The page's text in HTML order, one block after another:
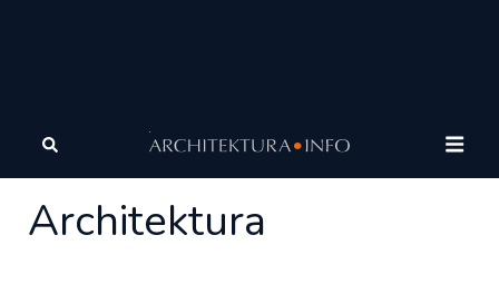
Architektura Architektura
Architektura